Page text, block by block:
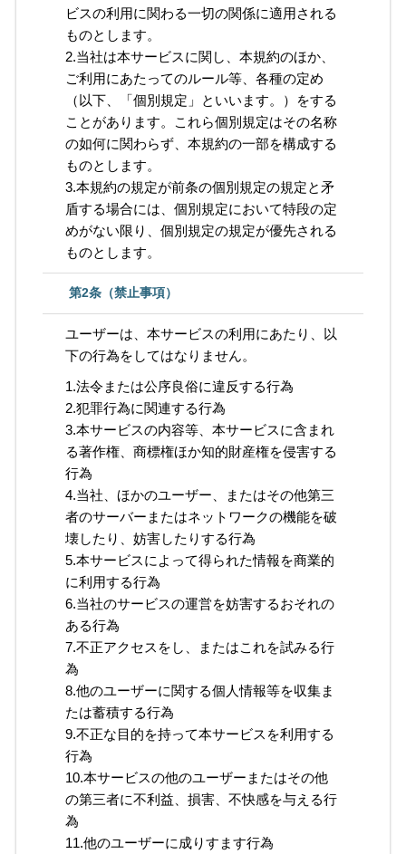
ビスの利用に関わる一切の関係に適用される
ものとします。
2.当社は本サービスに関し、本規約のほか、
ご利用にあたってのルール等、各種の定め
（以下、「個別規定」といいます。）をする
ことがあります。これら個別規定はその名称
の如何に関わらず、本規約の一部を構成する
ものとします。
3.本規約の規定が前条の個別規定の規定と矛
盾する場合には、個別規定において特段の定
めがない限り、個別規定の規定が優先される
ものとします。
第2条（禁止事項）
ユーザーは、本サービスの利用にあたり、以
下の行為をしてはなりません。
1.法令または公序良俗に違反する行為
2.犯罪行為に関連する行為
3.本サービスの内容等、本サービスに含まれ
る著作権、商標権ほか知的財産権を侵害する
行為
4.当社、ほかのユーザー、またはその他第三
者のサーバーまたはネットワークの機能を破
壊したり、妨害したりする行為
5.本サービスによって得られた情報を商業的
に利用する行為
6.当社のサービスの運営を妨害するおそれの
ある行為
7.不正アクセスをし、またはこれを試みる行
為
8.他のユーザーに関する個人情報等を収集ま
たは蓄積する行為
9.不正な目的を持って本サービスを利用する
行為
10.本サービスの他のユーザーまたはその他
の第三者に不利益、損害、不快感を与える行
為
11.他のユーザーに成りすます行為